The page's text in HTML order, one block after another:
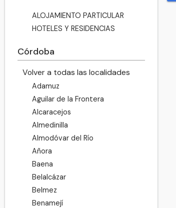
ALOJAMIENTO PARTICULAR
HOTELES Y RESIDENCIAS
Córdoba
Volver a todas las localidades
Adamuz
Aguilar de la Frontera
Alcaracejos
Almedinilla
Almodóvar del Río
Añora
Baena
Belalcázar
Belmez
Benamejí